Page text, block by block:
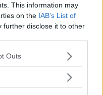
This information may
on the IAB’s List of
further disclose it to other
one or more Google
You may click to
Outs
zucchero – pepe